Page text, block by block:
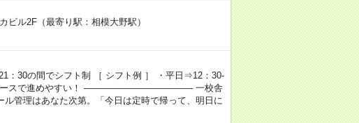
ビル2F（最寄り駅：相模大野駅）
：30の間でシフト制 ［ シフト例 ］ ・平日⇒12：30-
ペースで進めやすい！ ―――――――――――― 一校舎
管理はあなた次第。「今日は定時で帰って、明日に